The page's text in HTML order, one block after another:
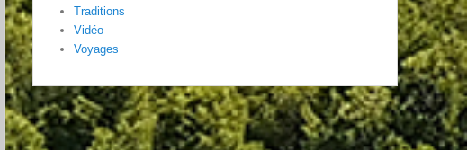
Traditions
Vidéo
Voyages